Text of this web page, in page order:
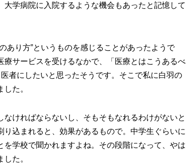
学病院に入院するような機会もあったと記憶して
あり方”というものを感じることがあったようで
サービスを受けるなかで、「医療とはこうあるべ
者にしたいと思ったそうです。そこで私に白羽の
た。
ければならないし、そもそもなれるわけがないと
込まれると、効果があるもので。中学生ぐらいに
学校で聞かれますよね。その段階になって、やは
た。